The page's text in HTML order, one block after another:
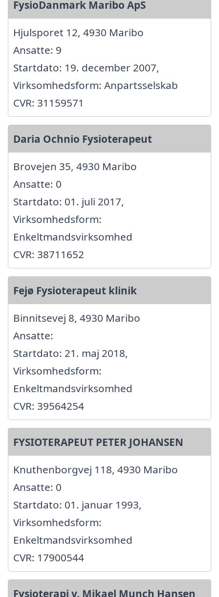
FysioDanmark Maribo ApS
Hjulsporet 12, 4930 Maribo
Ansatte: 9
Startdato: 19. december 2007,
Virksomhedsform: Anpartsselskab
CVR: 31159571
Daria Ochnio Fysioterapeut
Brovejen 35, 4930 Maribo
Ansatte: 0
Startdato: 01. juli 2017,
Virksomhedsform:
Enkeltmandsvirksomhed
CVR: 38711652
Fejø Fysioterapeut klinik
Binnitsevej 8, 4930 Maribo
Ansatte:
Startdato: 21. maj 2018,
Virksomhedsform:
Enkeltmandsvirksomhed
CVR: 39564254
FYSIOTERAPEUT PETER JOHANSEN
Knuthenborgvej 118, 4930 Maribo
Ansatte: 0
Startdato: 01. januar 1993,
Virksomhedsform:
Enkeltmandsvirksomhed
CVR: 17900544
Fysioterapi v. Mikael Munch Hansen